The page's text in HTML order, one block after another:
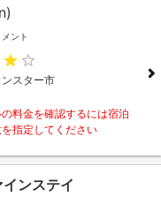
ント
スター市
料金を確認するには宿泊
指定してください
ンステイ